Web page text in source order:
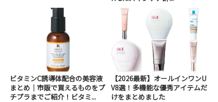
ビタミンC誘導体配合の美容液
まとめ｜市販で買えるものをプ
チプラまでご紹介！ビタミ...
【2026最新】オールインワンU
V8選！多機能な優秀アイテムだ
けをまとめました